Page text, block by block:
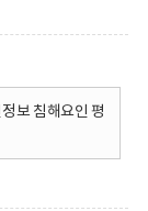
보 침해요인 평